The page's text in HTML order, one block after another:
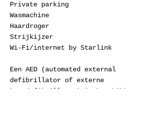
Private parking
Wasmachine
Haardroger
Strijkijzer
Wi-Fi/internet by Starlink
Een AED (automated external
defibrillator of externe
hartdefibrillator) is beschikbaar